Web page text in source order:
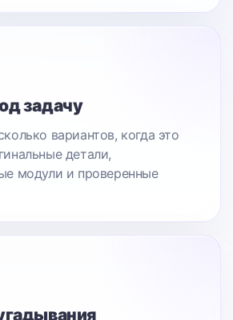
задачу
вариантов, когда это
детали,
модули и проверенные